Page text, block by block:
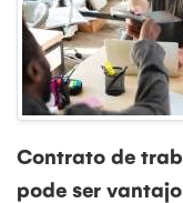
Contrato de
pode ser